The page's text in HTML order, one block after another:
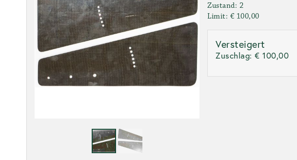
Zustand: 2
Limit: € 100,00
Versteigert
Zuschlag:€ 100,00